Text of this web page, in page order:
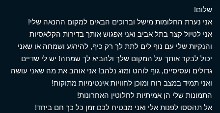
שלום!
אני נערת החלומות מישל וברוכים הבאים למקום ההנאה שלי!
אני לטיול קצר בתל אביב ואני אפגוש אותך בדירות הקלאסיות
והנקיות שלי עם נוף לים לתת לך רק כיף, להירגע ושמחה או שאני
יכול לבקר אותך על המקום שלך ולהביא לך שמחה! יש לי שדיים
גדולים ועסיסיים, גוף לוהט ומזג נלהב! אני אוהב את מה שאני עושה
ואני תמיד במצב רוח ומוכן לחוויות אינטימיות מתוקות!
התמונות שלי הן אמיתיות לחלוטין האחרונות!
אל תהססו לפנות אלי ואני מבטיח לכם זמן כל כך חם ביחד!